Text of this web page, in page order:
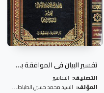
تفسير البيان في الموافقة بين الحديث والقرآن- ج1
التصنيف: التفاسير
المؤلف: السيد محمد حسين الطباطبائي